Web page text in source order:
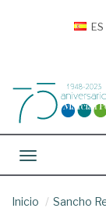
ES
Toggle
Inicio Sancho